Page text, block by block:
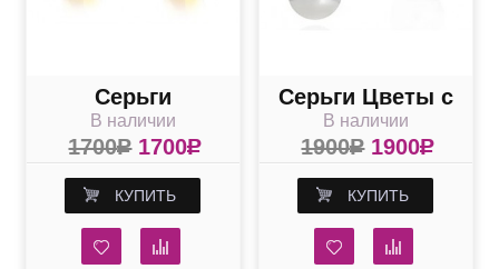
Серьги
Солнечные со
Сваровски
В наличии
1700R 1700R
КУПИТЬ
Серьги Цветы с
жемчугом
В наличии
1900R 1900R
КУПИТЬ